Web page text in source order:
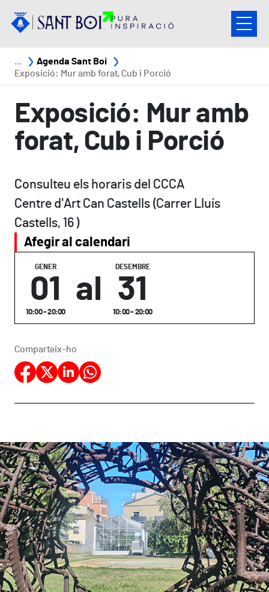
Fil d'ariadna
Agenda Sant Boi
Exposició: Mur amb forat, Cub i Porció
Exposició: Mur amb
forat, Cub i Porció
GENER
01
10:00 - 20:00
al
DESEMBRE
31
10:00 - 20:00
Consulteu els horaris del CCCA
Centre d'Art Can Castells (Carrer Lluís
Castells, 16 )
Afegir al calendari
Comparteix-ho